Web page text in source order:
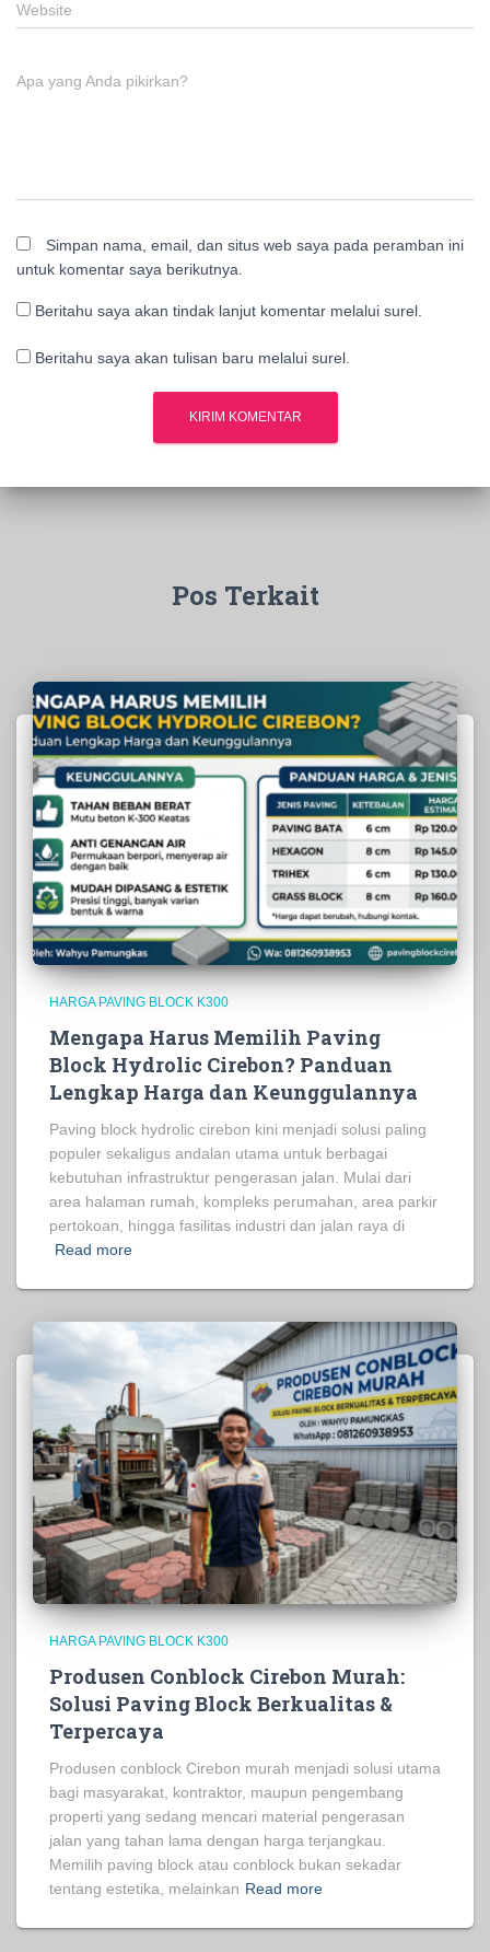
Website
Apa yang Anda pikirkan?
Simpan nama, email, dan situs web saya pada peramban ini
untuk komentar saya berikutnya.
Beritahu saya akan tindak lanjut komentar melalui surel.
Beritahu saya akan tulisan baru melalui surel.
Pos Terkait
HARGA PAVING BLOCK K300
Mengapa Harus Memilih Paving
Block Hydrolic Cirebon? Panduan
Lengkap Harga dan Keunggulannya
Paving block hydrolic cirebon kini menjadi solusi paling
populer sekaligus andalan utama untuk berbagai
kebutuhan infrastruktur pengerasan jalan. Mulai dari
area halaman rumah, kompleks perumahan, area parkir
pertokoan, hingga fasilitas industri dan jalan raya di
Read more
HARGA PAVING BLOCK K300
Produsen Conblock Cirebon Murah:
Solusi Paving Block Berkualitas &
Terpercaya
Produsen conblock Cirebon murah menjadi solusi utama
bagi masyarakat, kontraktor, maupun pengembang
properti yang sedang mencari material pengerasan
jalan yang tahan lama dengan harga terjangkau.
Memilih paving block atau conblock bukan sekadar
tentang estetika, melainkan Read more